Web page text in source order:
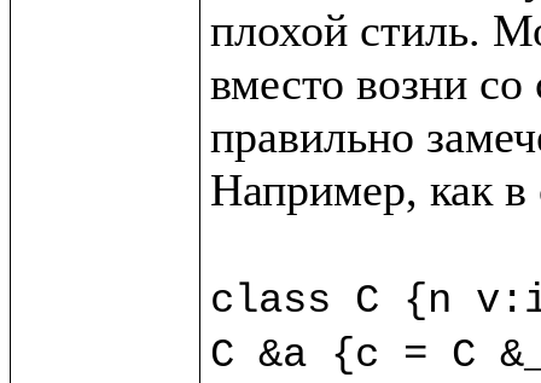
плохой стиль.
вместо возни
правильно
Например, как
class C {n
C &a {c = C